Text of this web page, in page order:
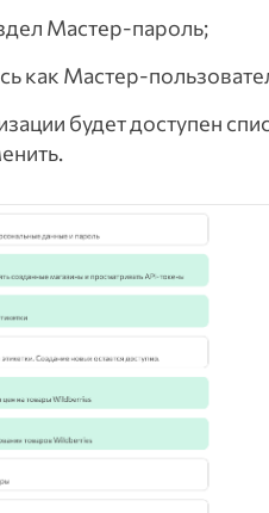
Мастер-пароль;
как Мастер-
будет доступен